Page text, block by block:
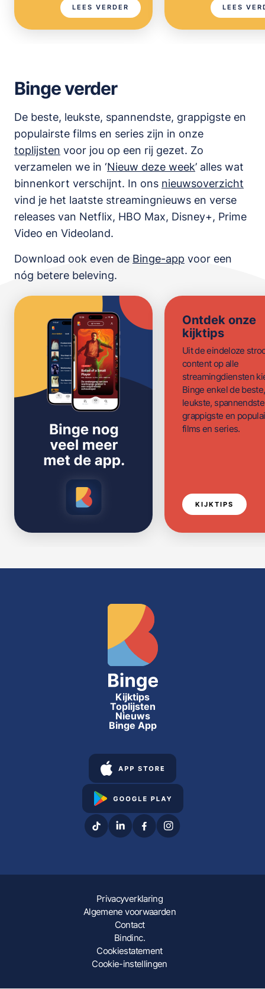
LEES VERDER LEES
Binge verder
De beste, leukste, spannendste, grappigste en
populairste films en series zijn in onze
toplijsten voor jou op een rij gezet. Zo
verzamelen we in ‘Nieuw deze week’ alles wat
binnenkort verschijnt. In ons nieuwsoverzicht
vind je het laatste streamingnieuws en verse
releases van Netflix, HBO Max, Disney+, Prime
Video en Videoland.
Download ook even de Binge-app voor een
nóg betere beleving.
Ontdek onze
kijktips
Uit de eindeloze
content op alle
streamingdiensten
Binge enkel de beste,
leukste,
grappigste en
films en series.
KIJKTIPS
Kijktips
Toplijsten
Nieuws
Binge App
Privacyverklaring
Algemene voorwaarden
Contact
Bindinc.
Cookiestatement
Cookie-instellingen